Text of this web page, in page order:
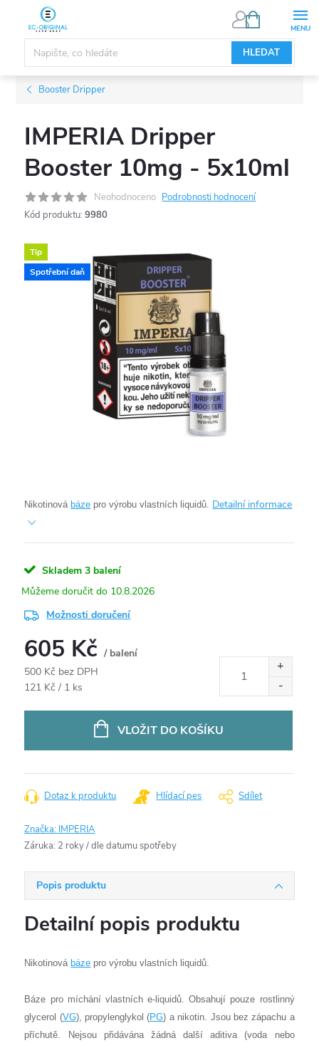
obsah
HLEDAT
NÁKUPNÍ
Booster Dripper
IMPERIA Dripper
Booster 10mg - 5x10ml
Neohodnoceno Podrobnosti hodnocení
Kód produktu: 9980
Tip
Spotřební daň
Nikotinová báze pro výrobu vlastních liquidů. Detailní informace
Skladem 3 balení
10.8.2026
Možnosti doručení
605 Kč/ balení
500 Kč bez DPH
Měrná
121 Kč / 1 ks
VLOŽIT DO KOŠÍKU
Dotaz k produktu Hlídací pes Sdílet
Značka: IMPERIA
Záruka: 2 roky / dle datumu spotřeby
Popis produktu
Detailní popis produktu
Nikotinová báze pro výrobu vlastních liquidů.
Báze pro míchání vlastních e-liquidů. Obsahují pouze rostlinný
glycerol (VG), propylenglykol (PG) a nikotin. Jsou bez zápachu a
příchutě. Nejsou přidávána žádná další aditiva (voda nebo